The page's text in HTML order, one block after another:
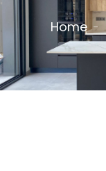
Home